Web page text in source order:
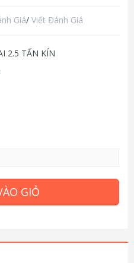
Giá/ Viết Đánh Giá
2.5 TẤN KÍN
GIỎ